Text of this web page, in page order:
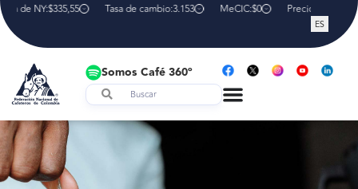
de NY:$335,55 Tasa de cambio:3.153 MeCIC:$0 Precio interno
ES
Somos Café 360º